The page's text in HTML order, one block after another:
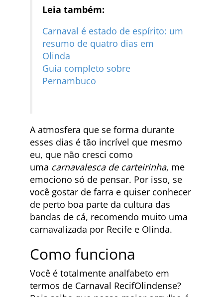
Leia também:
Carnaval é estado de espírito: um
resumo de quatro dias em
Olinda
Guia completo sobre
Pernambuco
A atmosfera que se forma durante
esses dias é tão incrível que mesmo
eu, que não cresci como
uma carnavalesca de carteirinha, me
emociono só de pensar. Por isso, se
você gostar de farra e quiser conhecer
de perto boa parte da cultura das
bandas de cá, recomendo muito uma
carnavalizada por Recife e Olinda.
Como funciona
Você é totalmente analfabeto em
termos de Carnaval RecifOlindense?